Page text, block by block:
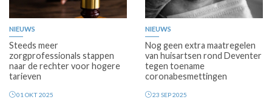
NIEUWS
Steeds meer
zorgprofessionals stappen
naar de rechter voor hogere
tarieven
01 OKT 2025
NIEUWS
Nog geen extra maatregelen
van huisartsen rond Deventer
tegen toename
coronabesmettingen
23 SEP 2025